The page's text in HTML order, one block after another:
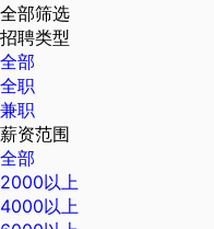
全部筛选
招聘类型
全部
全职
兼职
薪资范围
全部
2000以上
4000以上